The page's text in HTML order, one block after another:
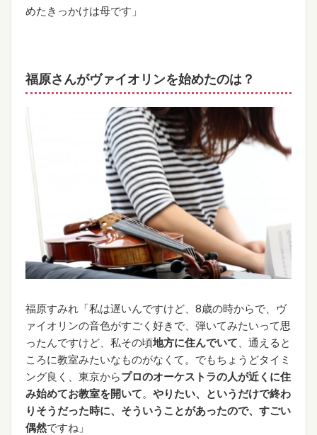
めたきっかけは母です」
福原さんがヴァイオリンを始めたのは？
福原すみれ「私は遅いんですけど、8歳の時からで、ヴ
ァイオリンの音色がすごく好きで、弾いてみたいって思
ったんですけど、私その頃地方に住んでいて 、通えると
ころに教室みたいなものがなくて。でもちょうどタイミ
ング良く、東京からプロのオーケストラの人が近くに住
み始めてお教室を開いて。 やりたい、というだけで終わ
りそうだった時に、そういうことがあったので、すごい
偶然ですね」